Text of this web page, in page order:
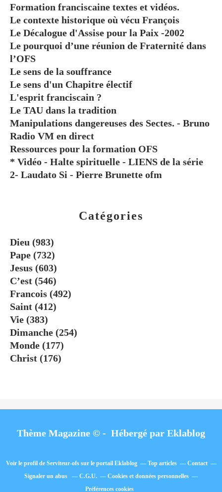
Catégories
Dieu (983)
Pape (732)
Jesus (603)
C’est (546)
Francois (492)
Saint (412)
Vie (383)
Dimanche (254)
Monde (177)
Christ (176)
Formation franciscaine textes et vidéos.
Le contexte historique où vécu François
Le Décalogue d'Assise pour la Paix -2002
Le pourquoi d’une réunion de Fraternité dans
l’OFS
Le sens de la souffrance
Le sens d'un Chapitre électif
L'esprit franciscain ?
Le TAU dans la tradition
Manipulations dangereuses des Sectes. - Bruno
Radio VM en direct
Ressources pour la formation OFS
* Vidéo - Halte spirituelle - LIENS de la série
2- Laudato Si - Pierre Brunette ofm
Thème Magazine © - Hébergé par Eklablog
Voir le profil de Serviteur-ofssur le portail Eklablog Top articles
Contact
Signaler un abus
C.G.U.
Cookies et données personnelles
Préférences cookies